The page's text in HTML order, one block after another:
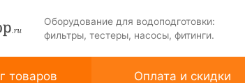
Оборудование для водоподготовки:
фильтры, тестеры, насосы, фитинги.
товаров Оплата и скидки